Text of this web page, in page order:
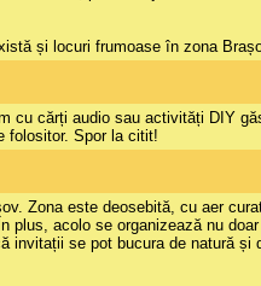
și locuri frumoase în zona
cărți audio sau activități DIY
folositor. Spor la citit!
Zona este deosebită, cu aer
acolo se organizează nu
se pot bucura de natură